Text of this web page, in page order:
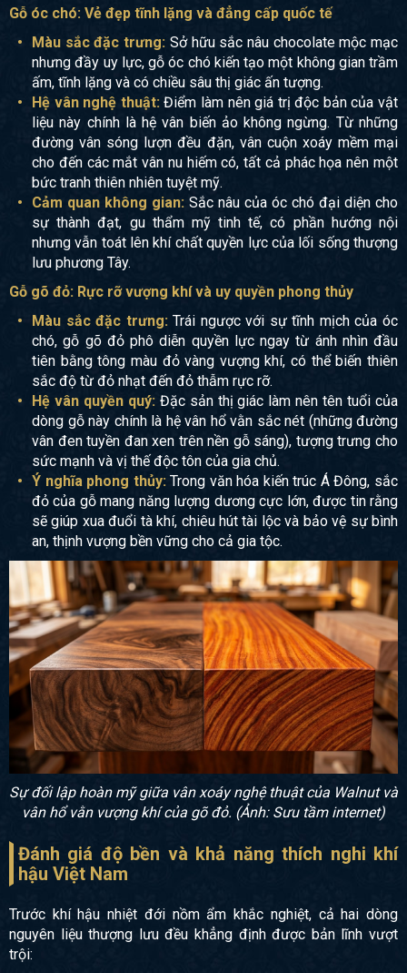
Gỗ óc chó: Vẻ đẹp tĩnh lặng và đẳng cấp quốc tế
Màu sắc đặc trưng: Sở hữu sắc nâu chocolate mộc mạc
nhưng đầy uy lực, gỗ óc chó kiến tạo một không gian trầm
ấm, tĩnh lặng và có chiều sâu thị giác ấn tượng.
Hệ vân nghệ thuật:Điểm làm nên giá trị độc bản của vật
liệu này chính là hệ vân biến ảo không ngừng. Từ những
đường vân sóng lượn đều đặn, vân cuộn xoáy mềm mại
cho đến các mắt vân nu hiếm có, tất cả phác họa nên một
bức tranh thiên nhiên tuyệt mỹ.
Cảm quan không gian: Sắc nâu của óc chó đại diện cho
sự thành đạt, gu thẩm mỹ tinh tế, có phần hướng nội
nhưng vẫn toát lên khí chất quyền lực của lối sống thượng
lưu phương Tây.
Gỗ gõ đỏ: Rực rỡ vượng khí và uy quyền phong thủy
Màu sắc đặc trưng: Trái ngược với sự tĩnh mịch của óc
chó, gỗ gõ đỏ phô diễn quyền lực ngay từ ánh nhìn đầu
tiên bằng tông màu đỏ vàng vượng khí, có thể biến thiên
sắc độ từ đỏ nhạt đến đỏ thẫm rực rỡ.
Hệ vân quyền quý:Đặc sản thị giác làm nên tên tuổi của
dòng gỗ này chính là hệ vân hổ vằn sắc nét (những đường
vân đen tuyền đan xen trên nền gỗ sáng), tượng trưng cho
sức mạnh và vị thế độc tôn của gia chủ.
Ý nghĩa phong thủy: Trong văn hóa kiến trúc Á Đông, sắc
đỏ của gỗ mang năng lượng dương cực lớn, được tin rằng
sẽ giúp xua đuổi tà khí, chiêu hút tài lộc và bảo vệ sự bình
an, thịnh vượng bền vững cho cả gia tộc.
Sự đối lập hoàn mỹ giữa vân xoáy nghệ thuật của Walnut và
vân hổ vằn vượng khí của gõ đỏ. (Ảnh: Sưu tầm internet)
Đánh giá độ bền và khả năng thích nghi khí
hậu Việt Nam
Trước khí hậu nhiệt đới nồm ẩm khắc nghiệt, cả hai dòng
nguyên liệu thượng lưu đều khẳng định được bản lĩnh vượt
trội: